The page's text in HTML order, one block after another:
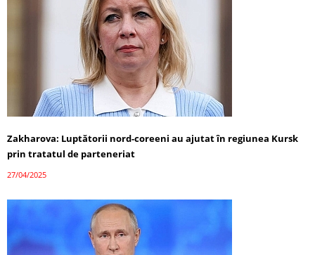
Zakharova: Luptătorii nord-coreeni au ajutat în regiunea Kursk
prin tratatul de parteneriat
27/04/2025